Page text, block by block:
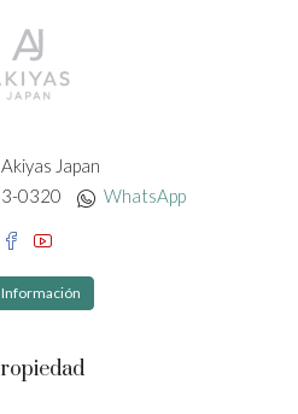
Akiyas Japan
0320
WhatsApp